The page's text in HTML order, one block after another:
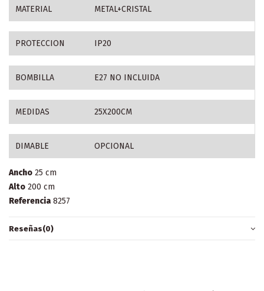
MATERIAL METAL+CRISTAL
PROTECCION IP20
BOMBILLA E27 NO INCLUIDA
MEDIDAS 25X200CM
DIMABLE OPCIONAL
Ancho 25 cm
Alto 200 cm
Referencia 8257
Reseñas(0)